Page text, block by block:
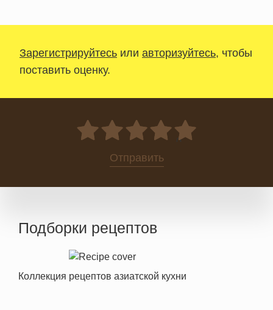
Зарегистрируйтесь или авторизуйтесь, чтобы
поставить оценку.
0
Отправить
Подборки рецептов
Коллекция рецептов азиатской кухни